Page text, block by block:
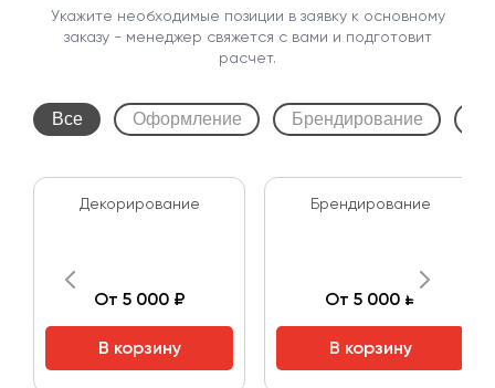
Укажите необходимые позиции в заявку к основному
заказу - менеджер свяжется с вами и подготовит
расчет.
Все Оформление Брендирование
Декорирование
От 5 000 ₽
В корзину
Брендирование
От 5 000 ₽
В корзину